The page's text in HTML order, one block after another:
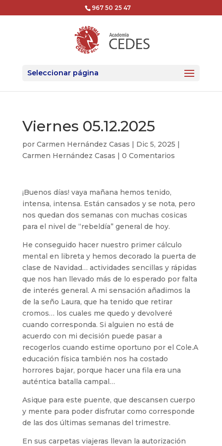
967 50 25 47
Seleccionar página
Viernes 05.12.2025
por Carmen Hernández Casas | Dic 5, 2025 |
Carmen Hernández Casas | 0 Comentarios
¡Buenos días! vaya mañana hemos tenido,
intensa, intensa. Están cansados y se nota, pero
nos quedan dos semanas con muchas cosicas
para el nivel de “rebeldía” general de hoy.
He conseguido hacer nuestro primer cálculo
mental en libreta y hemos decorado la puerta de
clase de Navidad… actividades sencillas y rápidas
que nos han llevado más de lo esperado por falta
de interés general. A mi sensación añadimos la
de la seño Laura, que ha tenido que retirar
cromos… los cuales me quedo y devolveré
cuando corresponda. Si alguien no está de
acuerdo con mi decisión puede pasar a
recogerlos cuando estime oportuno por el Cole.A
educación física también nos ha costado
horrores bajar, porque hacer una fila era una
auténtica batalla campal…
Asique para este puente, que descansen cuerpo
y mente para poder disfrutar como corresponde
de las dos últimas semanas del trimestre.
En sus carpetas viajeras llevan la autorización